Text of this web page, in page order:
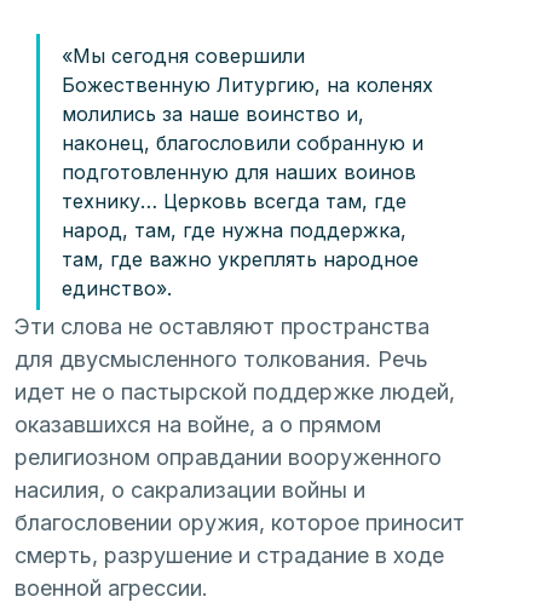
«Мы сегодня совершили
Божественную Литургию, на коленях
молились за наше воинство и,
наконец, благословили собранную и
подготовленную для наших воинов
технику… Церковь всегда там, где
народ, там, где нужна поддержка,
там, где важно укреплять народное
единство».
Эти слова не оставляют пространства
для двусмысленного толкования. Речь
идет не о пастырской поддержке людей,
оказавшихся на войне, а о прямом
религиозном оправдании вооруженного
насилия, о сакрализации войны и
благословении оружия, которое приносит
смерть, разрушение и страдание в ходе
военной агрессии.